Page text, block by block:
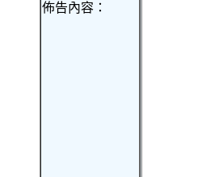
佈告內容：